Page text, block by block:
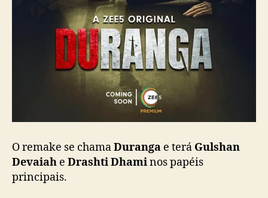
O remake se chamaDuranga e terá Gulshan
Devaiah e Drashti Dhaminos papéis
principais.